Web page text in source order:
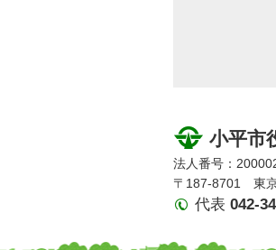
小平市
法人番号：
〒187-8701 東
代表 042-